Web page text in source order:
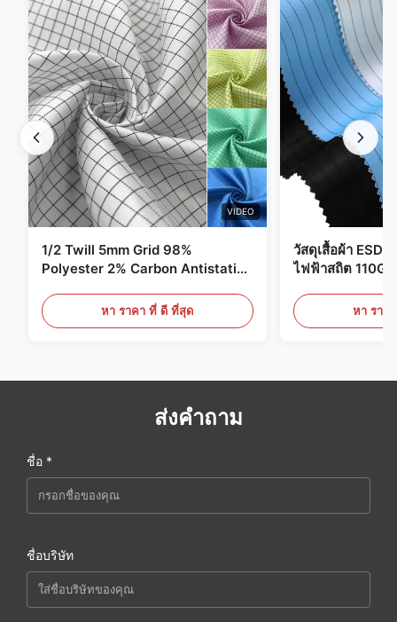
VIDEO
1/2 Twill 5mm Grid 98%
Polyester 2% Carbon Antistatic
หา ราคา ที่ ดี ที่สุด
วัสดุเสื้อผ้า ESD
ไฟฟ้าสถิต
หา ราค
ส่งคำถาม
ชื่อ *
ชื่อบริษัท